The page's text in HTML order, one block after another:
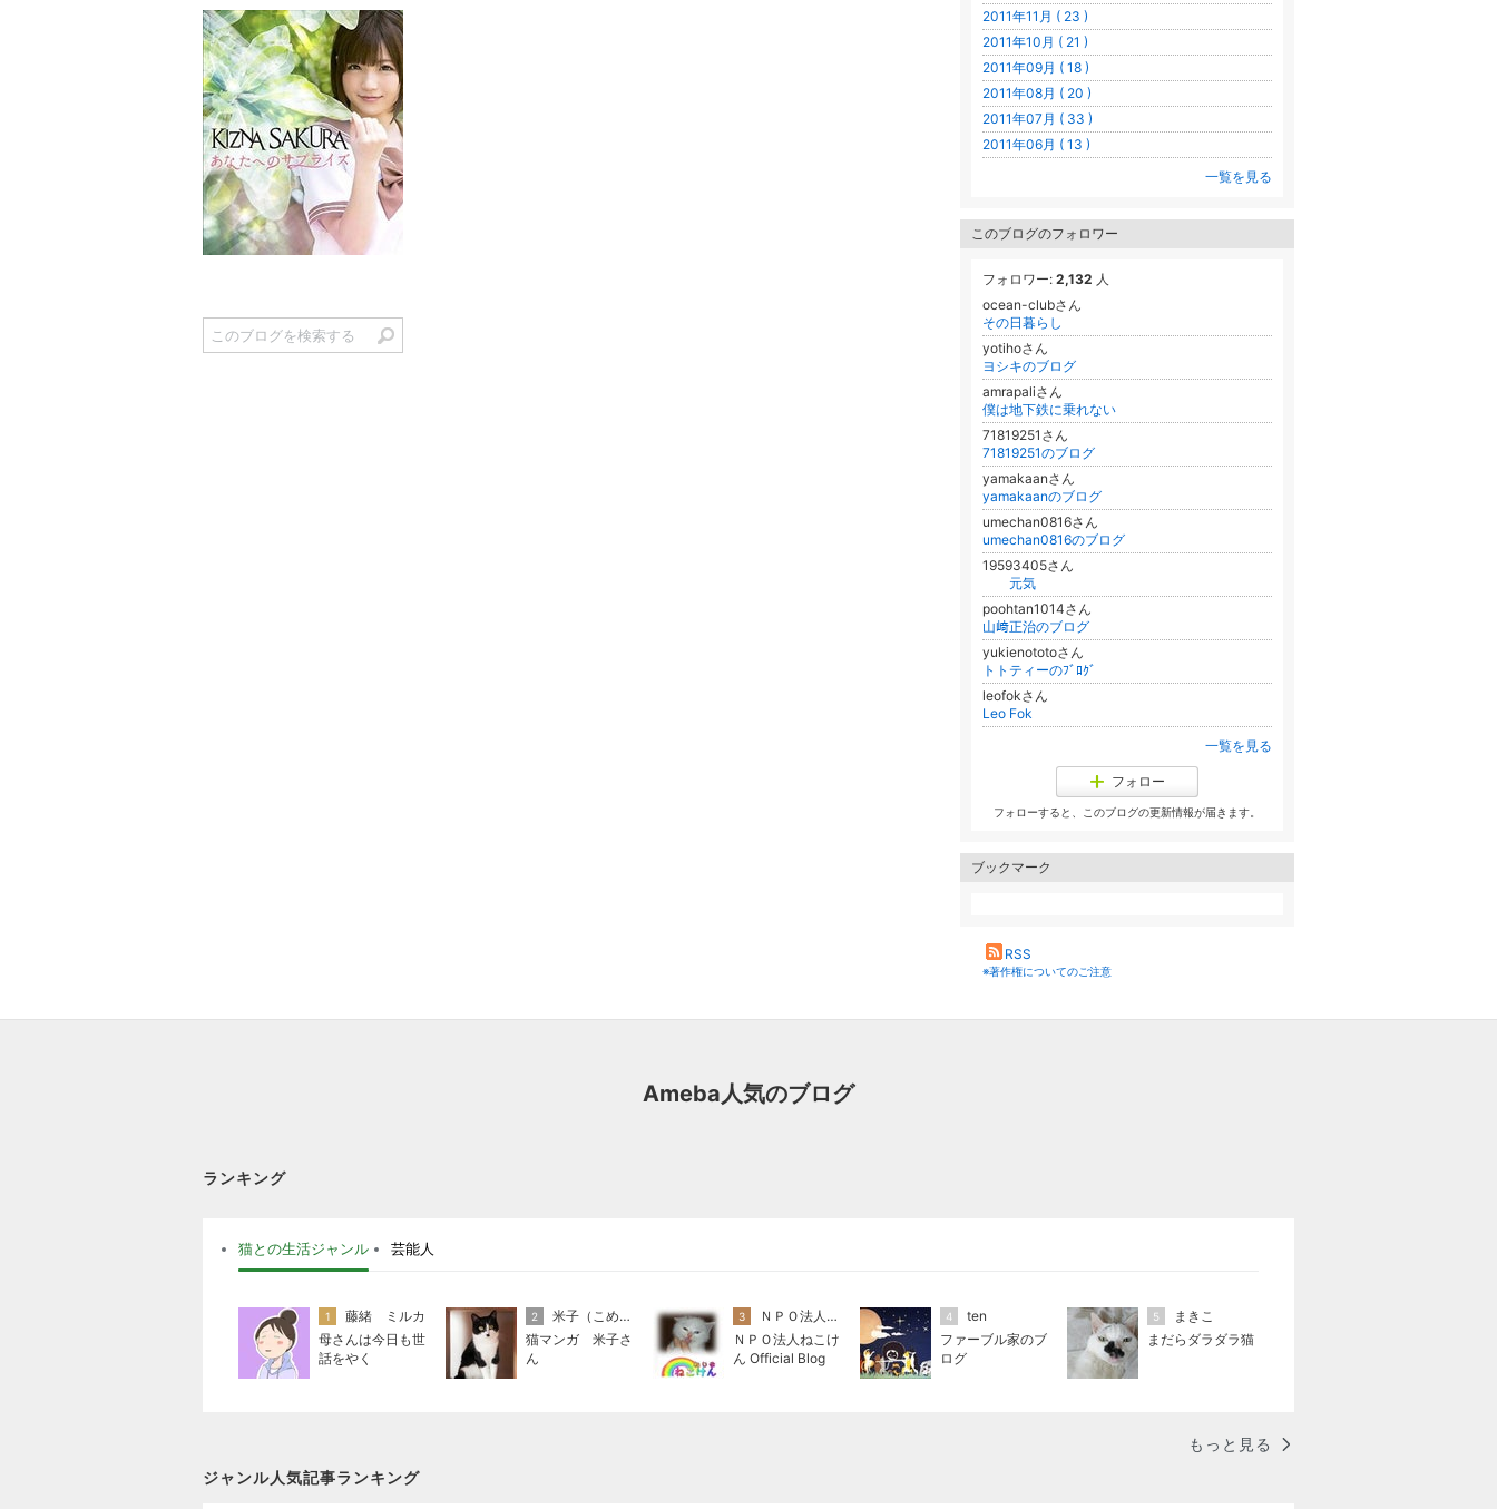
2011年11月 ( 23 )
2011年10月 ( 21 )
2011年09月 ( 18 )
2011年08月 ( 20 )
2011年07月 ( 33 )
2011年06月 ( 13 )
一覧を見る
このブログのフォロワー
フォロワー: 2,132 人
ocean-clubさん
その日暮らし
yotihoさん
ヨシキのブログ
amrapaliさん
僕は地下鉄に乗れない
71819251さん
71819251のブログ
yamakaanさん
yamakaanのブログ
umechan0816さん
umechan0816のブログ
19593405さん
元気
poohtan1014さん
山﨑正治のブログ
yukienototoさん
トトティーのﾌﾞﾛｸﾞ
leofokさん
Leo Fok
一覧を見る
フォロー
フォローすると、このブログの更新情報が届きます。
ブックマーク
RSS
※著作権についてのご注意
Ameba人気のブログ
ランキング
猫との生活ジャンル 芸能人
1
藤緒 ミルカ
母さんは今日も世
話をやく
2
米子（こめこ）
猫マンガ 米子さ
ん
3
ＮＰＯ法人ねこけん
ＮＰＯ法人ねこけ
ん Official Blog
4
ten
ファーブル家のブ
ログ
5
まきこ
まだらダラダラ猫
もっと見る
ジャンル人気記事ランキング